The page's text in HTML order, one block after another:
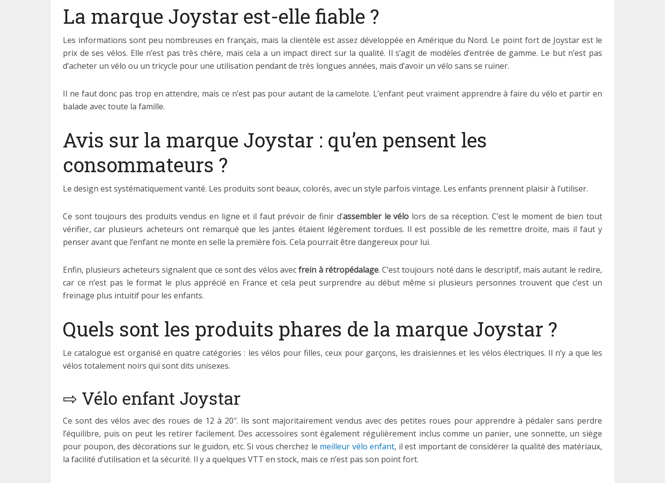
La marque Joystar est-elle fiable ?
Les informations sont peu nombreuses en français, mais la clientèle est assez développée en Amérique du Nord. Le point fort de Joystar est le
prix de ses vélos. Elle n’est pas très chère, mais cela a un impact direct sur la qualité. Il s’agit de modèles d’entrée de gamme. Le but n’est pas
d’acheter un vélo ou un tricycle pour une utilisation pendant de très longues années, mais d’avoir un vélo sans se ruiner.
Il ne faut donc pas trop en attendre, mais ce n’est pas pour autant de la camelote. L’enfant peut vraiment apprendre à faire du vélo et partir en
balade avec toute la famille.
Avis sur la marque Joystar : qu’en pensent les
consommateurs ?
Le design est systématiquement vanté. Les produits sont beaux, colorés, avec un style parfois vintage. Les enfants prennent plaisir à l’utiliser.
Ce sont toujours des produits vendus en ligne et il faut prévoir de finir d’assembler le vélo lors de sa réception. C’est le moment de bien tout
vérifier, car plusieurs acheteurs ont remarqué que les jantes étaient légèrement tordues. Il est possible de les remettre droite, mais il faut y
penser avant que l’enfant ne monte en selle la première fois. Cela pourrait être dangereux pour lui.
Enfin, plusieurs acheteurs signalent que ce sont des vélos avecfrein à rétropédalage. C’est toujours noté dans le descriptif, mais autant le redire,
car ce n’est pas le format le plus apprécié en France et cela peut surprendre au début même si plusieurs personnes trouvent que c’est un
freinage plus intuitif pour les enfants.
Quels sont les produits phares de la marque Joystar ?
Le catalogue est organisé en quatre catégories : les vélos pour filles, ceux pour garçons, les draisiennes et les vélos électriques. Il n’y a que les
vélos totalement noirs qui sont dits unisexes.
⇨ Vélo enfant Joystar
Ce sont des vélos avec des roues de 12 à 20″. Ils sont majoritairement vendus avec des petites roues pour apprendre à pédaler sans perdre
l’équilibre, puis on peut les retirer facilement. Des accessoires sont également régulièrement inclus comme un panier, une sonnette, un siège
pour poupon, des décorations sur le guidon, etc. Si vous cherchez le meilleur vélo enfant, il est important de considérer la qualité des matériaux,
la facilité d’utilisation et la sécurité. Il y a quelques VTT en stock, mais ce n’est pas son point fort.